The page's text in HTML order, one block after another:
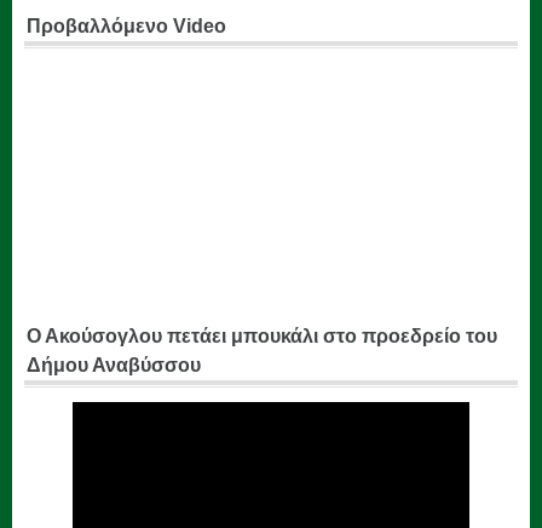
Προβαλλόμενο Video
Ο Ακούσογλου πετάει μπουκάλι στο προεδρείο του
Δήμου Αναβύσσου